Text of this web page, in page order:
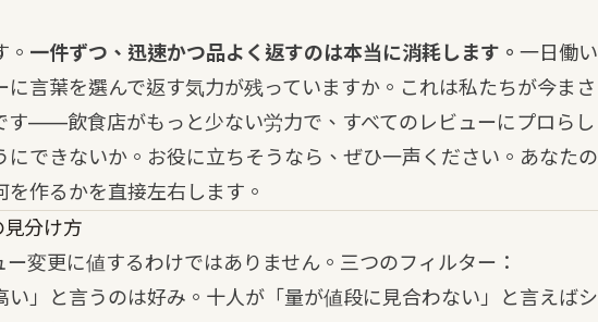
。 一件ずつ、迅速かつ品よく返すのは本当に消耗します。 一日働い
に言葉を選んで返す気力が残っていますか。これは私たちが今まさ
す——飲食店がもっと少ない労力で、すべてのレビューにプロらし
にできないか。お役に立ちそうなら、 ぜひ一声ください 。あなたの
作るかを直接左右します。
見分け方
ー変更に値するわけではありません。三つのフィルター：
い」と言うのは好み。十人が「量が値段に見合わない」と言えばシ